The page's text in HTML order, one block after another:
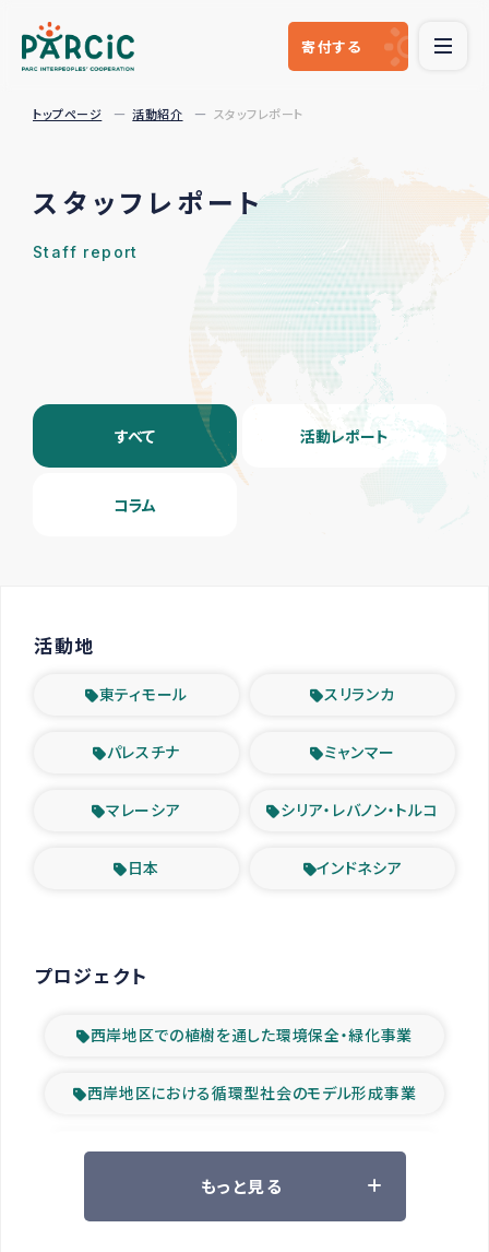
寄付する
トップページ 活動紹介 スタッフレポート
スタッフレポート
Staff report
すべて 活動レポート
コラム
活動地
東ティモール スリランカ
パレスチナ ミャンマー
マレーシア シリア・レバノン・トルコ
日本 インドネシア
プロジェクト
西岸地区での植樹を通した環境保全・緑化事業
西岸地区における循環型社会のモデル形成事業
ツアー参加者の声
もっと見る